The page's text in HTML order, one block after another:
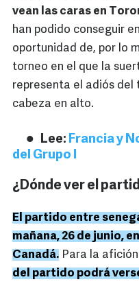
vean las caras en
han podido conseguir
oportunidad de, por lo
torneo en el que la
representa el adiós del
cabeza en alto.
Lee: Francia y
del Grupo I
¿Dónde ver el
El partido entre
mañana, 26 de junio,
Canadá. Para la
del partido podrá